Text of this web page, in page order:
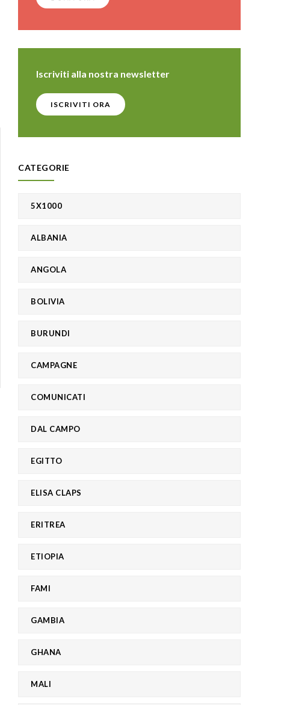
Iscriviti alla nostra newsletter
ISCRIVITI ORA
CATEGORIE
5X1000
ALBANIA
ANGOLA
BOLIVIA
BURUNDI
CAMPAGNE
COMUNICATI
DAL CAMPO
EGITTO
ELISA CLAPS
ERITREA
ETIOPIA
FAMI
GAMBIA
GHANA
MALI